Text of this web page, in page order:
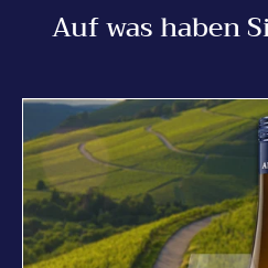
Auf was haben